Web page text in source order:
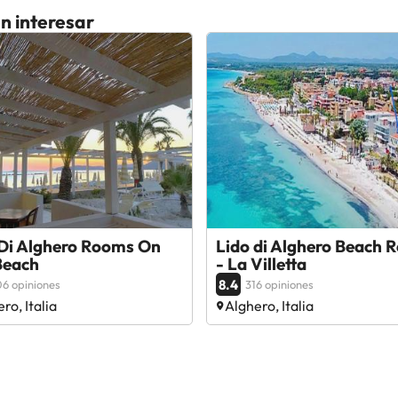
interesar
Alghero Rooms On
opiniones
Italia
Lido di Alghero Beach
- La Villetta
8.4 316 opiniones
Alghero, Italia